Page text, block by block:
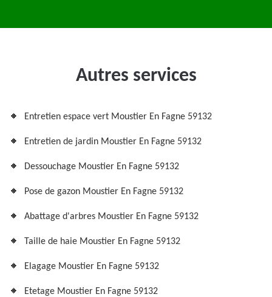
Autres services
Entretien espace vert Moustier En Fagne 59132
Entretien de jardin Moustier En Fagne 59132
Dessouchage Moustier En Fagne 59132
Pose de gazon Moustier En Fagne 59132
Abattage d'arbres Moustier En Fagne 59132
Taille de haie Moustier En Fagne 59132
Elagage Moustier En Fagne 59132
Etetage Moustier En Fagne 59132